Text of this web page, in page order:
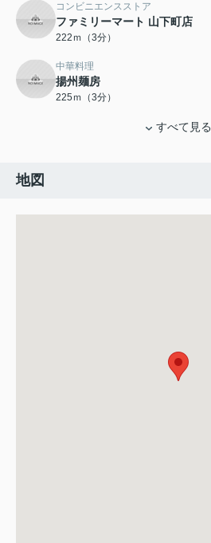
コンビニエンスストア
ファミリーマート 山下町店
222ｍ（3分）
中華料理
揚州麺房
225ｍ（3分）
すべて見る
地図